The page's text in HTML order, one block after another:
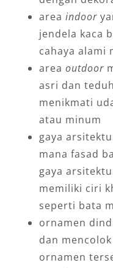
area indoor
jendela kaca
cahaya alami
area outdoor
asri dan
menikmati
atau minum
gaya
mana fasad
gaya
memiliki ciri
seperti bata
ornamen
dan
ornamen